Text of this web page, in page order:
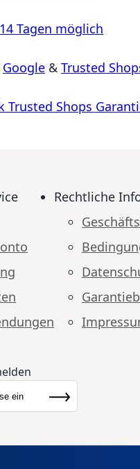
Tagen möglich
Google & Trusted
Trusted Shops
Rechtliche
Abonnieren